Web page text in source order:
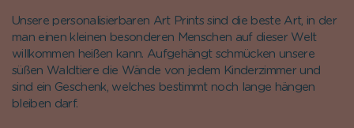
Unsere personalisierbaren Art Prints sind die beste Art, in der
man einen kleinen besonderen Menschen auf dieser Welt
willkommen heißen kann. Aufgehängt schmücken unsere
süßen Waldtiere die Wände von jedem Kinderzimmer und
sind ein Geschenk, welches bestimmt noch lange hängen
bleiben darf.